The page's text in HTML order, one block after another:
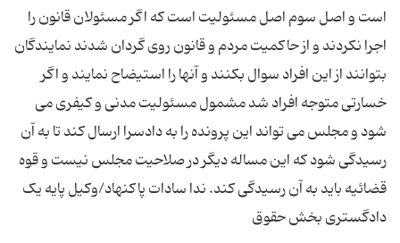
است و اصل سوم اصل مسئولیت است که اگر مسئولان قانون را
اجرا نکردند و از حاکمیت مردم و قانون روی گردان شدند نمایندگان
بتوانند از این افراد سوال بکنند و آنها را استیضاح نمایند و اگر
خسارتی متوجه افراد شد مشمول مسئولیت مدنی و کیفری می
شود و مجلس می تواند این پرونده را به دادسرا ارسال کند تا به آن
رسیدگی شود که این مساله دیگر در صلاحیت مجلس نیست و قوه
قضائیه باید به آن رسیدگی کند. ندا سادات پاکنهاد/وکیل پایه یک
دادگستری بخش حقوق